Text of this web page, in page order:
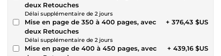
deux Retouches
Délai supplémentaire de 2 jours
Mise en page de 350 à 400 pages, avec
deux Retouches
Délai supplémentaire de 2 jours
+ 376,43 $US
Mise en page de 400 à 450 pages, avec
+ 439,16 $US